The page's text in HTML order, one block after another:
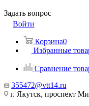
Задать вопрос
Войти
Корзина0
Избранные
Сравнение
355472@vtt14.ru
г. Якутск, проспект